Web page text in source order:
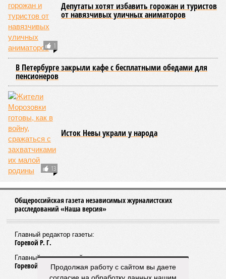
1
Депутаты хотят избавить горожан и туристов
от навязчивых уличных аниматоров
В Петербурге закрыли кафе с бесплатными обедами для
пенсионеров
13
Исток Невы украли у народа
Общероссийская газета независимых журналистских
расследований «Наша версия»
Главный редактор газеты:
Горевой Р. Г.
Главный редактор сайта:
Горевой Р. Г.Продолжая работу с сайтом вы даете
согласие на обработку данных нашим